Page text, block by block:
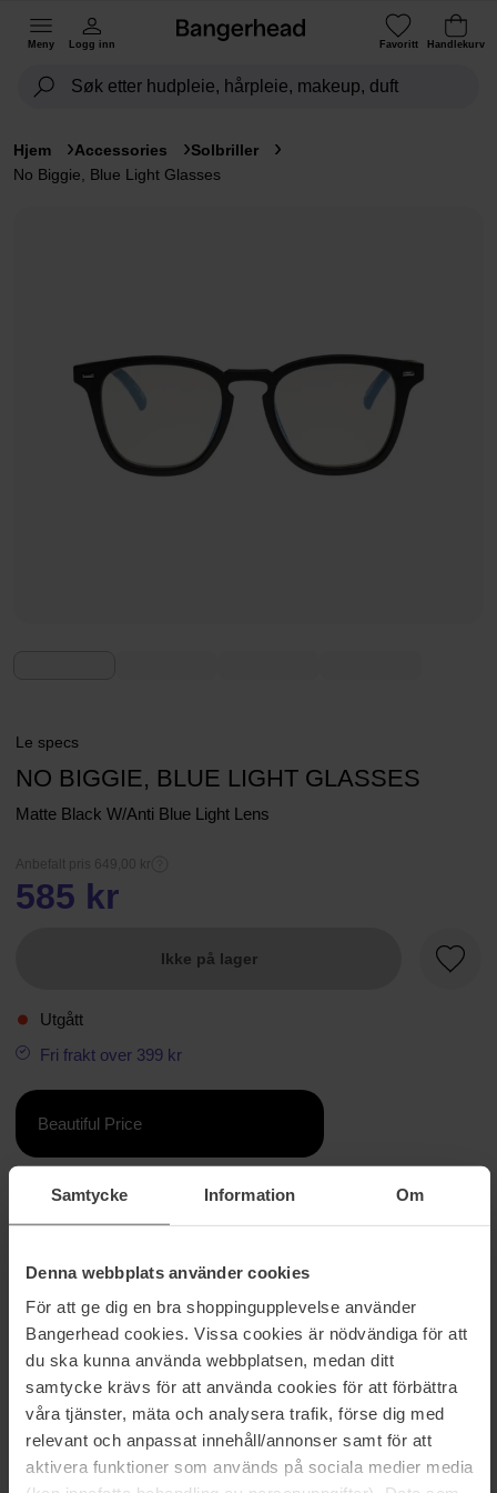
Samtycke Information Om
Denna webbplats använder cookies
För att ge dig en bra shoppingupplevelse använder
Bangerhead cookies. Vissa cookies är nödvändiga för att
du ska kunna använda webbplatsen, medan ditt
samtycke krävs för att använda cookies för att förbättra
våra tjänster, mäta och analysera trafik, förse dig med
relevant och anpassat innehåll/annonser samt för att
aktivera funktioner som används på sociala medier media
Meny Logg inn Favoritt Handlekurv
Hjem Accessories
Solbriller
No Biggie, Blue Light Glasses
Le specs
NO BIGGIE, BLUE LIGHT GLASSES
Matte Black W/Anti Blue Light Lens
Anbefalt pris 649,00 kr
585 kr
Ikke på lager
Utgått
Fri frakt over 399 kr
Beautiful Price
Informasjon
med en klassisk rektangulær silhuett og vintage-inspirert
mellomstore stilen er ferdig med diskret metallnagledetaljer og Le
Specs flaggstripe metallutstyr.
Laget av BPA-fri polymerplast som er lett, slitesterk og slagfast.
Utstyrt med linser med anti-blått lys som filtrerer 30 % av blått lys
for å hjelpe til med tretthet i øynene og digital øyeanstrengelse, er
linsene våre laget av bruddsikkert og ripebestandig